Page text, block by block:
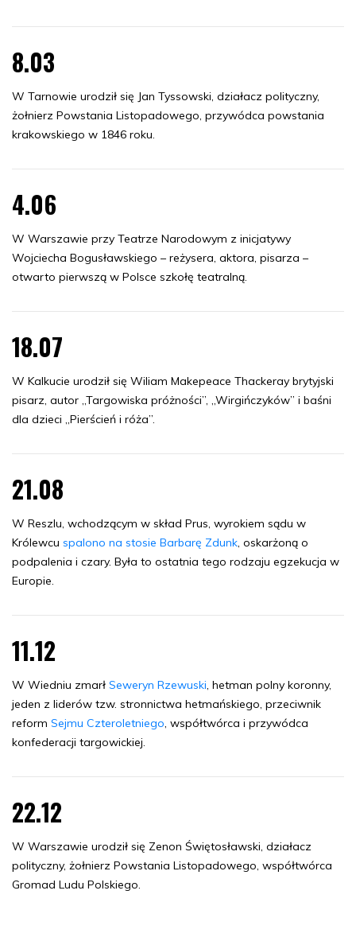
8.03
W Tarnowie urodził się Jan Tyssowski, działacz polityczny,
żołnierz Powstania Listopadowego, przywódca powstania
krakowskiego w 1846 roku.
4.06
W Warszawie przy Teatrze Narodowym z inicjatywy
Wojciecha Bogusławskiego – reżysera, aktora, pisarza –
otwarto pierwszą w Polsce szkołę teatralną.
18.07
W Kalkucie urodził się Wiliam Makepeace Thackeray brytyjski
pisarz, autor „Targowiska próżności”, „Wirgińczyków” i baśni
dla dzieci „Pierścień i róża”.
21.08
W Reszlu, wchodzącym w skład Prus, wyrokiem sądu w
Królewcu spalono na stosie Barbarę Zdunk, oskarżoną o
podpalenia i czary. Była to ostatnia tego rodzaju egzekucja w
Europie.
11.12
W Wiedniu zmarł Seweryn Rzewuski, hetman polny koronny,
jeden z liderów tzw. stronnictwa hetmańskiego, przeciwnik
reform Sejmu Czteroletniego, współtwórca i przywódca
konfederacji targowickiej.
22.12
W Warszawie urodził się Zenon Świętosławski, działacz
polityczny, żołnierz Powstania Listopadowego, współtwórca
Gromad Ludu Polskiego.